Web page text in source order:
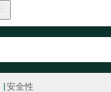
安全性